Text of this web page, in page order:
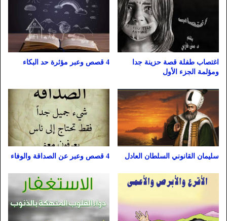
اغتصاب طفلة قصة حزينة جدا
ومؤلمة الجزء الأول
4 قصص وعبر مؤثرة حد البكاء
سليمان القانوني السلطان العادل 4 قصص وعبر عن الصداقة والوفاء